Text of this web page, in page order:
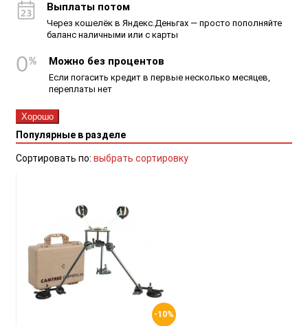
Выплаты потом
Через кошелёк в Яндекс.Деньгах — просто пополняйте
баланс наличными или с карты
Можно без процентов
Если погасить кредит в первые несколько месяцев,
переплаты нет
Хорошо
Популярные в разделе
Сортировать по: выбрать сортировку
-10%